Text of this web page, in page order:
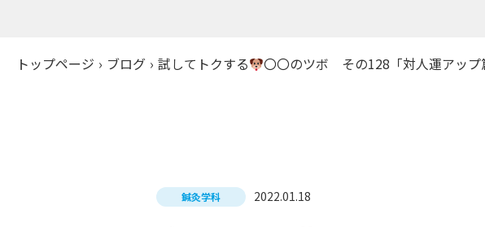
募集学科・学費
トップページ › ブログ › 試してトクする 〇〇のツボ その128「対人運アップ
鍼灸学科 2022.01.18